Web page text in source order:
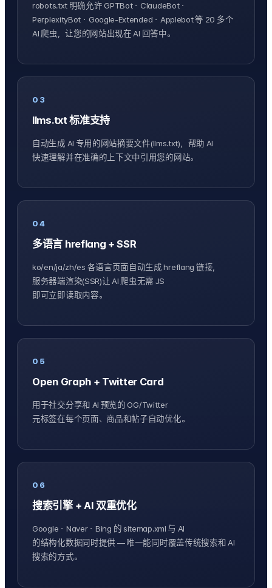
robots.txt 明确允许 GPTBot・ClaudeBot・
PerplexityBot・Google-Extended・Applebot 等 20 多个
AI 爬虫，让您的网站出现在 AI 回答中。
03
llms.txt 标准支持
自动生成 AI 专用的网站摘要文件(llms.txt)，帮助 AI
快速理解并在准确的上下文中引用您的网站。
04
多语言 hreflang + SSR
ko/en/ja/zh/es 各语言页面自动生成 hreflang 链接，
服务器端渲染(SSR)让 AI 爬虫无需 JS
即可立即读取内容。
05
Open Graph + Twitter Card
用于社交分享和 AI 预览的 OG/Twitter
元标签在每个页面、商品和帖子自动优化。
06
搜索引擎 + AI 双重优化
Google・Naver・Bing 的 sitemap.xml 与 AI
的结构化数据同时提供 — 唯一能同时覆盖传统搜索和 AI
搜索的方式。